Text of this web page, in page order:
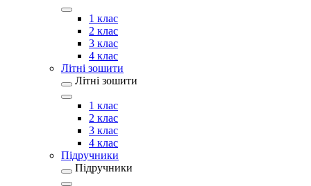
1 клас
2 клас
3 клас
4 клас
Літні зошити
Літні зошити
1 клас
2 клас
3 клас
4 клас
Підручники
Підручники